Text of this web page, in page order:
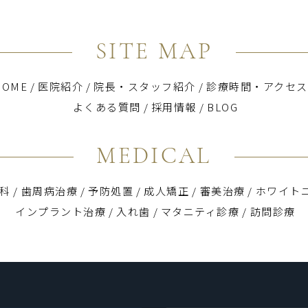
SITE MAP
/ 医院紹介 / 院長・スタッフ紹介 / 診療時間・アクセス
よくある質問 / 採用情報 / BLOG
MEDICAL
/ 歯周病治療 / 予防処置 / 成人矯正 / 審美治療 / ホワイト
インプラント治療 / 入れ歯 / マタニティ診療 / 訪問診療